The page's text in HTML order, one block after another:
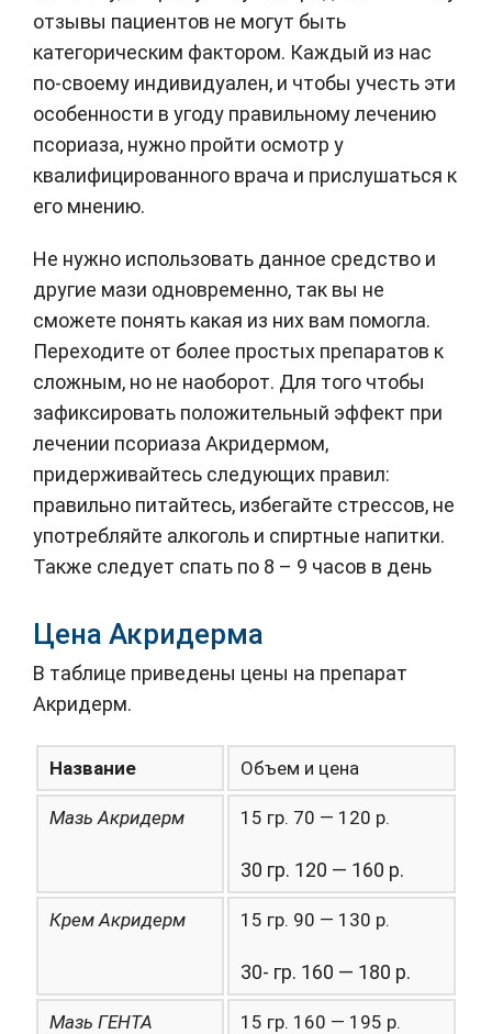
отзывы пациентов не могут быть
категорическим фактором. Каждый из нас
по-своему индивидуален, и чтобы учесть эти
особенности в угоду правильному лечению
псориаза, нужно пройти осмотр у
квалифицированного врача и прислушаться к
его мнению.
Не нужно использовать данное средство и
другие мази одновременно, так вы не
сможете понять какая из них вам помогла.
Переходите от более простых препаратов к
сложным, но не наоборот. Для того чтобы
зафиксировать положительный эффект при
лечении псориаза Акридермом,
придерживайтесь следующих правил:
правильно питайтесь, избегайте стрессов, не
употребляйте алкоголь и спиртные напитки.
Также следует спать по 8 – 9 часов в день
Цена Акридерма
В таблице приведены цены на препарат
Акридерм.
Название Объем и цена
Мазь Акридерм 15 гр. 70 — 120 р.
30 гр. 120 — 160 р.
Крем Акридерм 15 гр. 90 — 130 р.
30- гр. 160 — 180 р.
Мазь ГЕНТА 15 гр. 160 — 195 р.